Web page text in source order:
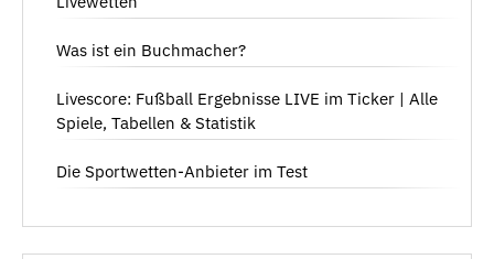
Was ist ein Buchmacher?
Livescore: Fußball Ergebnisse LIVE im Ticker | Alle
Spiele, Tabellen & Statistik
Die Sportwetten-Anbieter im Test